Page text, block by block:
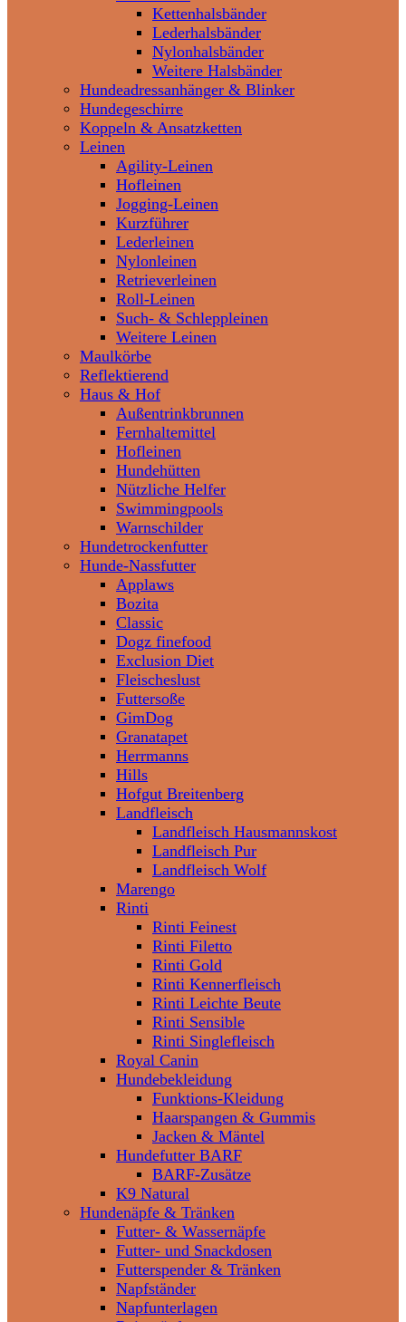
Kettenhalsbänder
Lederhalsbänder
Nylonhalsbänder
Weitere Halsbänder
Hundeadressanhänger & Blinker
Hundegeschirre
Koppeln & Ansatzketten
Leinen
Agility-Leinen
Hofleinen
Jogging-Leinen
Kurzführer
Lederleinen
Nylonleinen
Retrieverleinen
Roll-Leinen
Such- & Schleppleinen
Weitere Leinen
Maulkörbe
Reflektierend
Haus & Hof
Außentrinkbrunnen
Fernhaltemittel
Hofleinen
Hundehütten
Nützliche Helfer
Swimmingpools
Warnschilder
Hundetrockenfutter
Hunde-Nassfutter
Applaws
Bozita
Classic
Dogz finefood
Exclusion Diet
Fleischeslust
Futtersoße
GimDog
Granatapet
Herrmanns
Hills
Hofgut Breitenberg
Landfleisch
Landfleisch Hausmannskost
Landfleisch Pur
Landfleisch Wolf
Marengo
Rinti
Rinti Feinest
Rinti Filetto
Rinti Gold
Rinti Kennerfleisch
Rinti Leichte Beute
Rinti Sensible
Rinti Singlefleisch
Royal Canin
Hundebekleidung
Funktions-Kleidung
Haarspangen & Gummis
Jacken & Mäntel
Hundefutter BARF
BARF-Zusätze
K9 Natural
Hundenäpfe & Tränken
Futter- & Wassernäpfe
Futter- und Snackdosen
Futterspender & Tränken
Napfständer
Napfunterlagen